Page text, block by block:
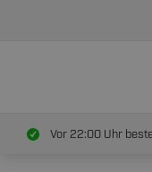
Vor 22:00 Uhr